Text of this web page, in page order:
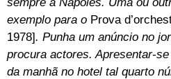
exemplo para o Prova
1978]. Punha um anúncio no
procura actores. Apresentar-
da manhã no hotel tal quarto